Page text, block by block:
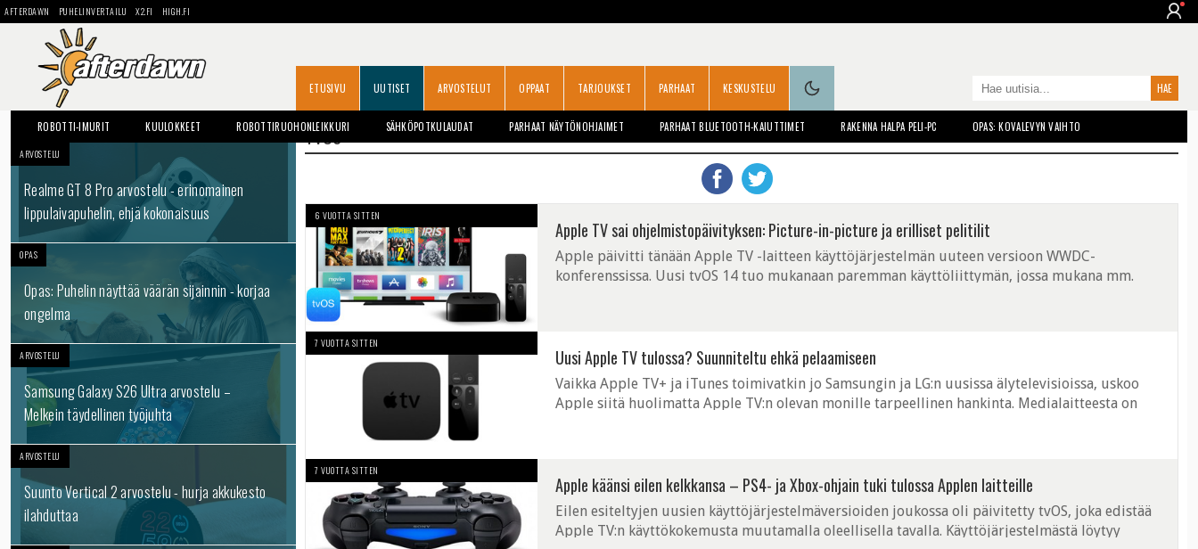
AFTERDAWN PUHELINVERTAILU X2.FI HIGH.FI
ETUSIVU UUTISET ARVOSTELUT OPPAAT TARJOUKSET PARHAAT KESKUSTELU
ROBOTTI-IMURIT KUULOKKEET ROBOTTIRUOHONLEIKKURI SÄHKÖPOTKULAUDAT PARHAAT NÄYTÖNOHJAIMET PARHAAT BLUETOOTH-KAIUTTIMET RAKENNA HALPA PELI-PC OPAS: KOVALEVYN VAIHTO
ARVOSTELU
Realme GT 8 Pro arvostelu - erinomainen
lippulaivapuhelin, ehjä kokonaisuus
OPAS
Opas: Puhelin näyttää väärän sijainnin - korjaa
ongelma
ARVOSTELU
Samsung Galaxy S26 Ultra arvostelu –
Melkein täydellinen työjuhta
ARVOSTELU
Suunto Vertical 2 arvostelu - hurja akkukesto
ilahduttaa
TVOS
6 VUOTTA SITTEN
Apple TV sai ohjelmistopäivityksen: Picture-in-picture ja erilliset pelitilit
Apple päivitti tänään Apple TV -laitteen käyttöjärjestelmän uuteen versioon WWDC-
konferenssissa. Uusi tvOS 14 tuo mukanaan paremman käyttöliittymän, jossa mukana mm.
7 VUOTTA SITTEN
Uusi Apple TV tulossa? Suunniteltu ehkä pelaamiseen
Vaikka Apple TV+ ja iTunes toimivatkin jo Samsungin ja LG:n uusissa älytelevisioissa, uskoo
Apple siitä huolimatta Apple TV:n olevan monille tarpeellinen hankinta. Medialaitteesta on
7 VUOTTA SITTEN
Apple käänsi eilen kelkkansa – PS4- ja Xbox-ohjain tuki tulossa Applen laitteille
Eilen esiteltyjen uusien käyttöjärjestelmäversioiden joukossa oli päivitetty tvOS, joka edistää
Apple TV:n käyttökokemusta muutamalla oleellisella tavalla. Käyttöjärjestelmästä löytyy